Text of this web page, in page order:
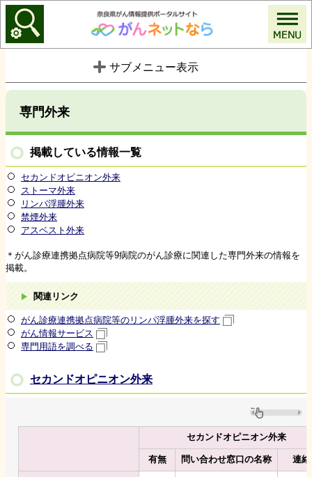
がんネットなら
サブメニュー表示
専門外来
掲載している情報一覧
セカンドオピニオン外来
ストーマ外来
リンパ浮腫外来
禁煙外来
アスベスト外来
＊がん診療連携拠点病院等9病院のがん診療に関連した専門外来の情報を
掲載。
関連リンク
がん診療連携拠点病院等のリンパ浮腫外来を探す
がん情報サービス
専門用語を調べる
セカンドオピニオン外来
セカンドオピニオン外来
有無 問い合わせ窓口の名称 連絡